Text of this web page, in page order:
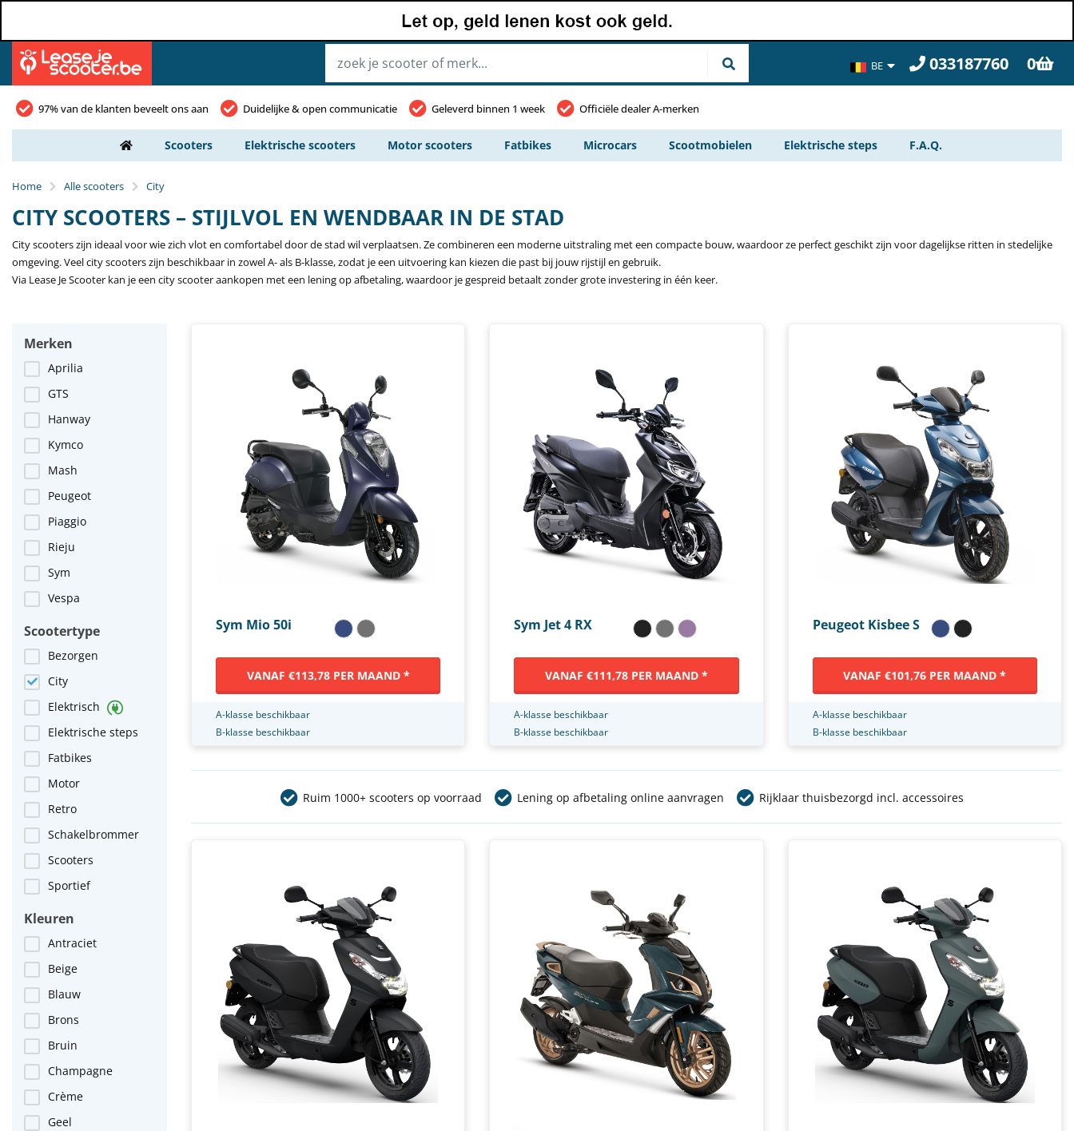
BE 033187760 0
97% van de klanten beveelt ons aan Duidelijke & open communicatie Geleverd binnen 1 week Officiële dealer A-merken
Scooters Elektrische scooters Motor scooters Fatbikes Microcars Scootmobielen Elektrische steps F.A.Q.
Home Alle scooters City
CITY SCOOTERS – STIJLVOL EN WENDBAAR IN DE STAD
City scooters zijn ideaal voor wie zich vlot en comfortabel door de stad wil verplaatsen. Ze combineren een moderne uitstraling met een compacte bouw, waardoor ze perfect geschikt zijn voor dagelijkse ritten in stedelijke
omgeving. Veel city scooters zijn beschikbaar in zowel A- als B-klasse, zodat je een uitvoering kan kiezen die past bij jouw rijstijl en gebruik.
Via Lease Je Scooter kan je een city scooter aankopen met een lening op afbetaling, waardoor je gespreid betaalt zonder grote investering in één keer.
Merken
Aprilia
GTS
Hanway
Kymco
Mash
Peugeot
Piaggio
Rieju
Sym
Vespa
Scootertype
Bezorgen
City
Elektrisch
Elektrische steps
Fatbikes
Motor
Retro
Schakelbrommer
Scooters
Sportief
Kleuren
Antraciet
Beige
Blauw
Brons
Bruin
Champagne
Crème
Geel
Sym Mio 50i
VANAF €113,78 PER MAAND *
A-klasse beschikbaar
B-klasse beschikbaar
Sym Jet 4 RX
VANAF €111,78 PER MAAND *
A-klasse beschikbaar
B-klasse beschikbaar
Peugeot Kisbee S
VANAF €101,76 PER MAAND *
A-klasse beschikbaar
B-klasse beschikbaar
Ruim 1000+ scooters op voorraad Lening op afbetaling online aanvragen Rijklaar thuisbezorgd incl. accessoires